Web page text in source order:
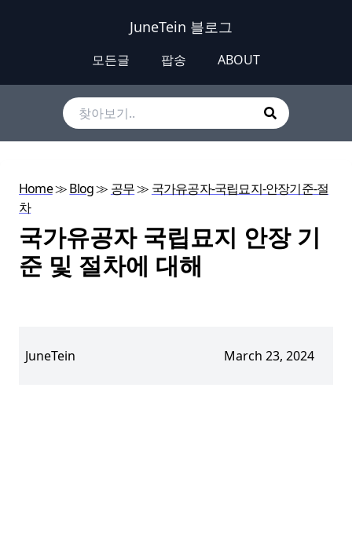
JuneTein 블로그
모든글 팝송 ABOUT
Home≫Blog≫ 공무≫ 국가유공자-국립묘지-안장기준-절
차
국가유공자 국립묘지 안장 기
준 및 절차에 대해
JuneTein March 23, 2024